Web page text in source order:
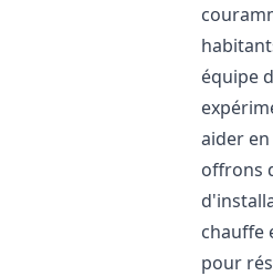
équipe
aider
offrons
chauffe
pour